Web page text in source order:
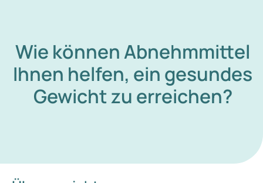
Wie können Abnehmmittel
Ihnen helfen, ein gesundes
Gewicht zu erreichen?